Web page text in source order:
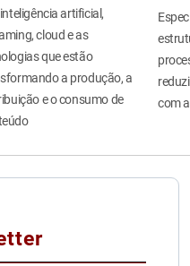
artificial,
cloud e as
que estão
a produção, a
e o consumo de
com